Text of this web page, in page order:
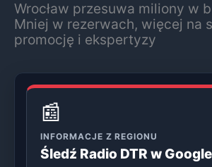
Wrocław przesuwa miliony w
Mniej w rezerwach, więcej na
promocję i ekspertyzy
📰
INFORMACJE Z REGIONU
Śledź Radio DTR w